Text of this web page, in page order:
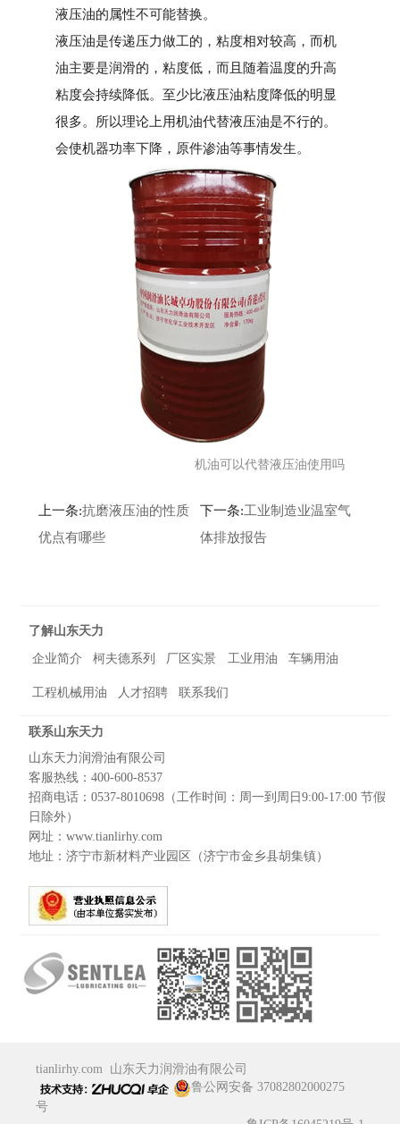
液压油的属性不可能替换。
液压油是传递压力做工的，粘度相对较高，而机
油主要是润滑的，粘度低，而且随着温度的升高
粘度会持续降低。至少比液压油粘度降低的明显
很多。所以理论上用机油代替液压油是不行的。
会使机器功率下降，原件渗油等事情发生。
机油可以代替液压油使用吗
上一条:抗磨液压油的性质
优点有哪些
下一条:工业制造业温室气
体排放报告
了解山东天力
企业简介 柯夫德系列 厂区实景 工业用油 车辆用油
工程机械用油 人才招聘 联系我们
联系山东天力
山东天力润滑油有限公司
客服热线：400-600-8537
招商电话：0537-8010698（工作时间：周一到周日9:00-17:00 节假
日除外）
网址：www.tianlirhy.com
地址：济宁市新材料产业园区（济宁市金乡县胡集镇）
tianlirhy.com
山东天力润滑油有限公司
鲁公网安备 37082802000275
号